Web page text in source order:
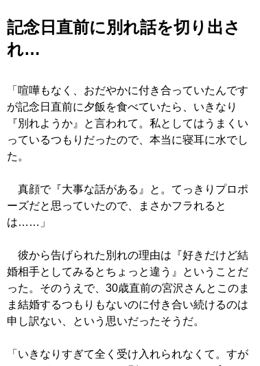
記念日直前に別れ話を切り出さ
れ…
「喧嘩もなく、おだやかに付き合っていたんです
が記念日直前に夕飯を食べていたら、いきなり
『別れようか』と言われて。私としてはうまくい
っているつもりだったので、本当に寝耳に水でし
た。
真顔で『大事な話がある』と。てっきりプロポ
ーズだと思っていたので、まさかフラれると
は……」
彼から告げられた別れの理由は『好きだけど結
婚相手としてみるとちょっと違う』ということだ
った。そのうえで、30歳直前の宮沢さんとこのま
ま結婚するつもりもないのに付き合い続けるのは
申し訳ない、という思いだったそうだ。
「いきなりすぎて全く受け入れられなくて。すが